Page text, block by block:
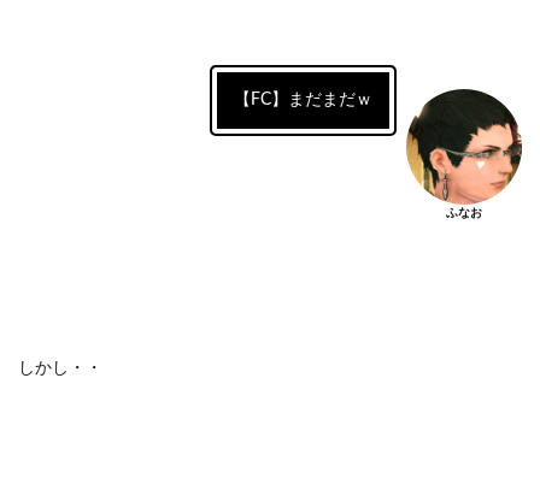
【FC】まだまだｗ
ふなお
しかし・・